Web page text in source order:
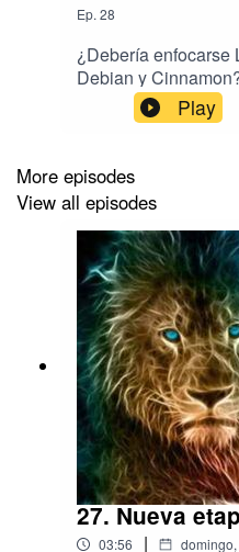
Ep. 28
¿Debería enfocarse
Debian y
Play
More episodes
View all episodes
27. Nueva
03:56 |